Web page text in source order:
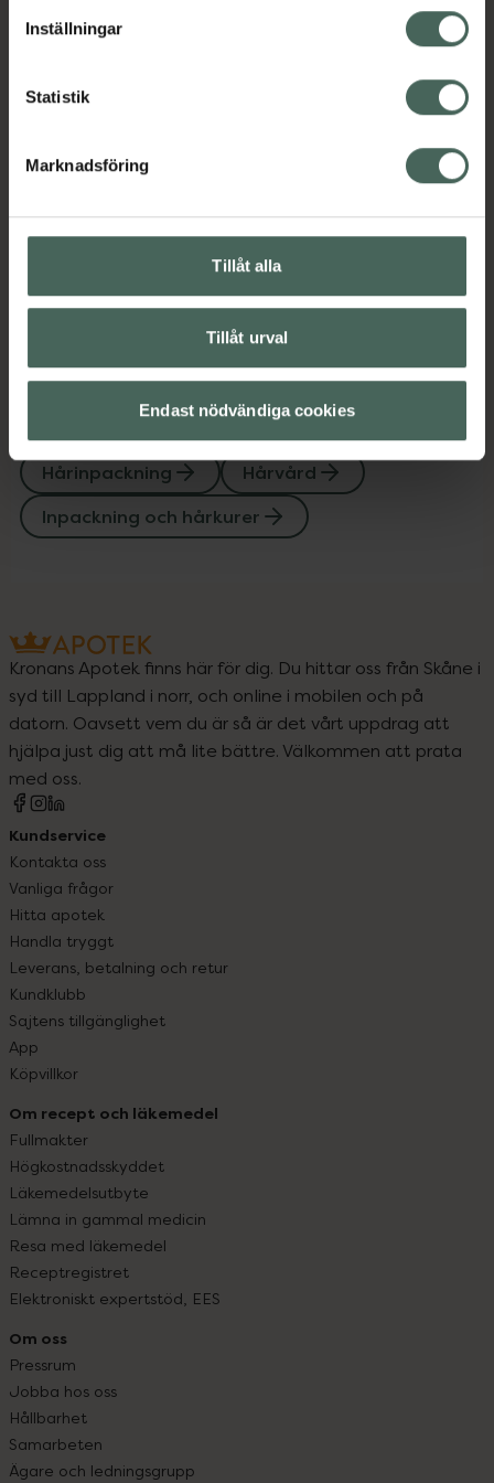
lagligheten av behandling som skett innan återkallelsen.
Inställningar
Statistik
Marknadsföring
Tillåt alla
Tillåt urval
Endast nödvändiga cookies
Jämförpris
Kategorier:
Inpackning och hårkurer
Innehåll Visa
Instruktioner Visa
Upptäck flera produkter inom
Hårinpackning
Hårvård
Inpackning och hårkurer
Kronans Apotek finns här för dig. Du hittar oss från Skåne i
syd till Lappland i norr, och online i mobilen och på
datorn. Oavsett vem du är så är det vårt uppdrag att
hjälpa just dig att må lite bättre. Välkommen att prata
med oss.
Kundservice
Kontakta oss
Vanliga frågor
Hitta apotek
Handla tryggt
Leverans, betalning och retur
Kundklubb
Sajtens tillgänglighet
App
Köpvillkor
Om recept och läkemedel
Fullmakter
Högkostnadsskyddet
Läkemedelsutbyte
Lämna in gammal medicin
Resa med läkemedel
Receptregistret
Elektroniskt expertstöd, EES
Om oss
Pressrum
Jobba hos oss
Hållbarhet
Samarbeten
Ägare och ledningsgrupp